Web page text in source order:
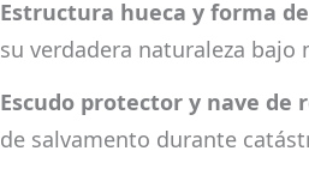
Estructura hueca y forma
su verdadera naturaleza bajo
Escudo protector y nave de
de salvamento durante